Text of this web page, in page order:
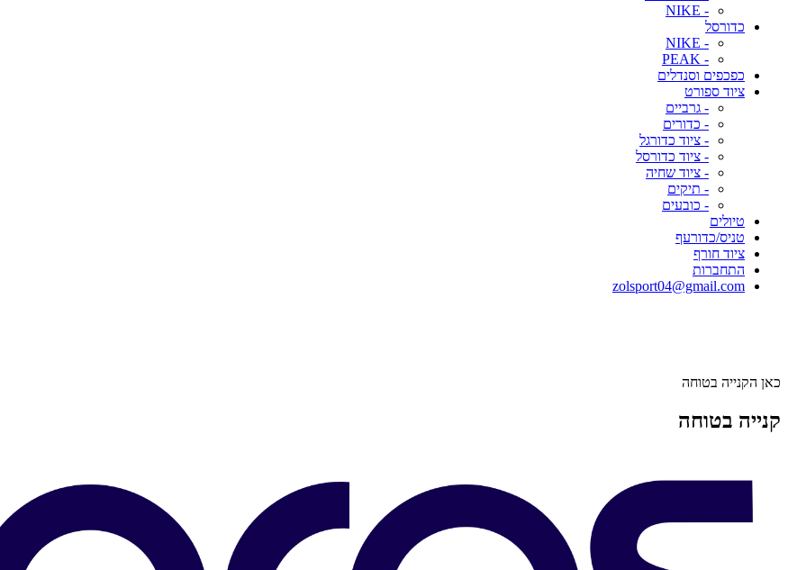
- NIKE
כדורסל
- NIKE
- PEAK
כפכפים וסנדלים
ציוד ספורט
- גרביים
- כדורים
- ציוד כדורגל
- ציוד כדורסל
- ציוד שחיה
- תיקים
- כובעים
טיולים
טניס/כדורעף
ציוד חורף
התחברות
zolsport04@gmail.com
כאן הקנייה בטוחה
קנייה בטוחה